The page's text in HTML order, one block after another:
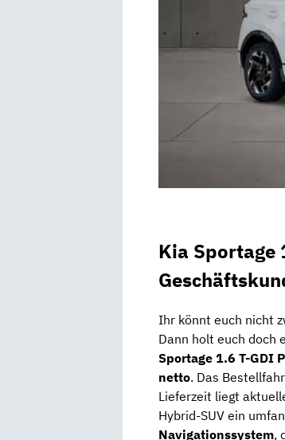
Kia Sportage
Ihr könnt euch nicht
Dann holt euch doch
Sportage 1.6 T-GDI
netto. Das
Lieferzeit liegt
Hybrid-SUV ein
Navigationssystem,